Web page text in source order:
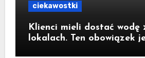
ciekawostki
Klienci mieli dostać wodę
lokalach. Ten obowiązek